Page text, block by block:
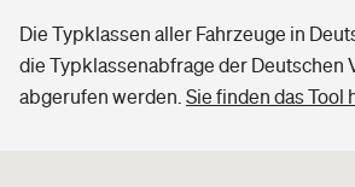
Die Typklassen aller Fahrzeuge in
die Typklassenabfrage der Deutschen
abgerufen werden. Sie finden das Tool